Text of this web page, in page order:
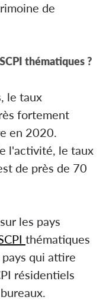
de
thématiques ?
le taux
fortement
en 2020.
l'activité, le taux
de près de 70
les pays
thématiques
qui attire
résidentiels